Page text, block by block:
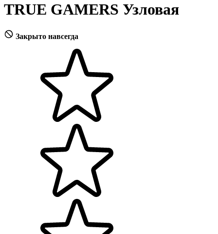
TRUE GAMERS Узловая
Закрыто навсегда